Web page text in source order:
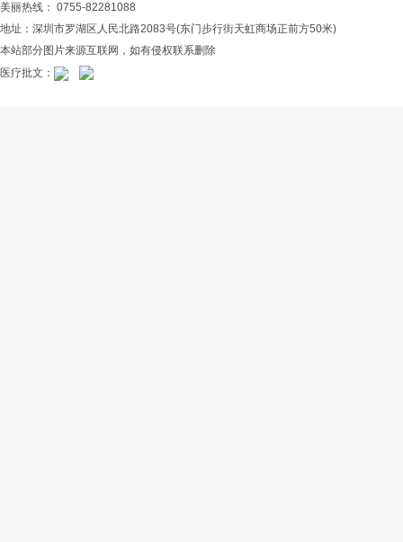
美丽热线： 0755-82281088
地址：深圳市罗湖区人民北路2083号(东门步行街天虹商场正前方50米)
本站部分图片来源互联网，如有侵权联系删除
医疗批文：